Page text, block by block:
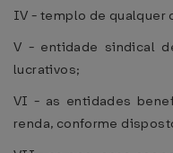
IV - templo de qualquer
V - entidade sindical
lucrativos;
VI - as entidades
renda, conforme